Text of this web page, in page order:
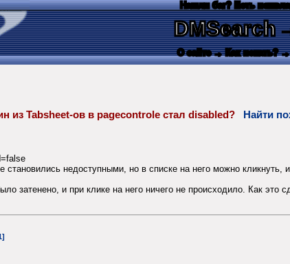
Нашли баг? Есть
DMSearch
О сайте → Как искать? →
из Tabsheet-ов в pagecontrole стал disabled? Найти
становились недоступными, но в списке на него можно кликнуть,
затенено, и при клике на него ничего не происходило. Как это